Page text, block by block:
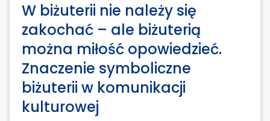
W biżuterii nie należy się
zakochać – ale biżuterią
można miłość opowiedzieć.
Znaczenie symboliczne
biżuterii w komunikacji
kulturowej